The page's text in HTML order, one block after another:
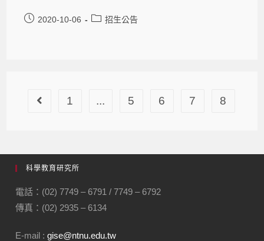
2020-10-06 招生公告
1 ... 5 6 7 8
科學教育研究所
電話：(02) 7749 – 6791 / 7749 – 6792
傳真：(02) 2935 – 6134
E-mail :gise@ntnu.edu.tw